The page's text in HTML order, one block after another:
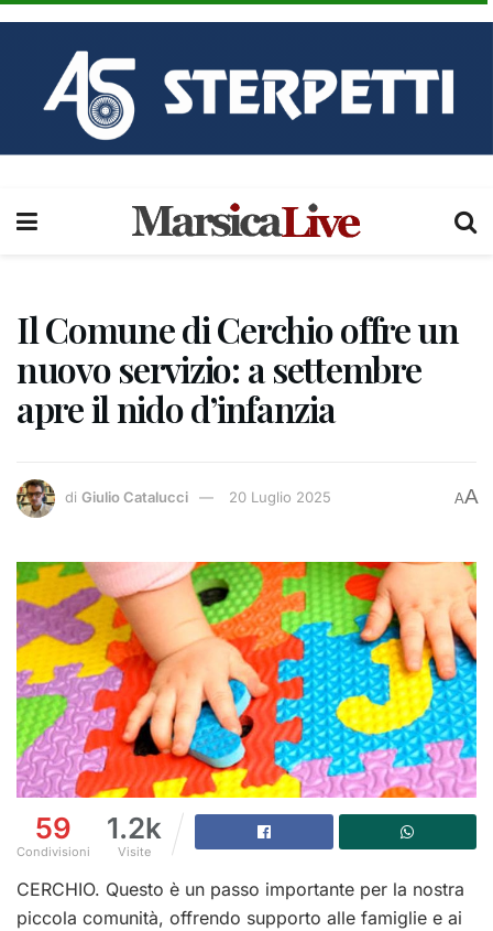
Il Comune di Cerchio offre un
nuovo servizio: a settembre
apre il nido d’infanzia
di Giulio Catalucci 20 Luglio 2025 AA
59
Condivisioni
1.2k
Visite
CERCHIO. Questo è un passo importante per la nostra
piccola comunità, offrendo supporto alle famiglie e ai